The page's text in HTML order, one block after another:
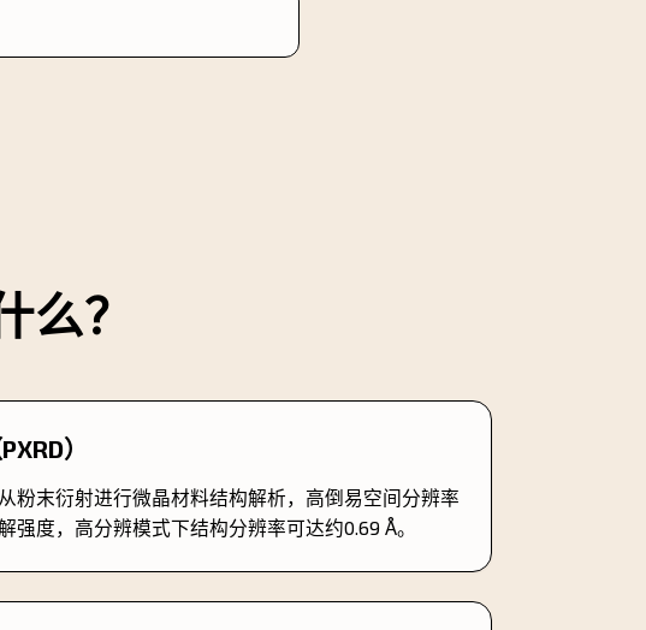
么？
）
粉末衍射进行微晶材料结构解析，高倒易空间分辨率
强度，高分辨模式下结构分辨率可达约0.69 Å。